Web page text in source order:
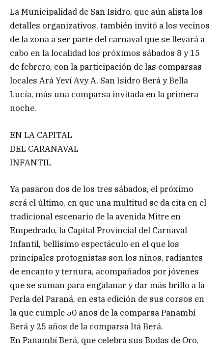
La Municipalidad de San Isidro, que aún alista los
detalles organizativos, también invitó a los vecinos
de la zona a ser parte del carnaval que se llevará a
cabo en la localidad los próximos sábados 8 y 15
de febrero, con la participación de las comparsas
locales Ará Yeví Avy A, San Isidro Berá y Bella
Lucía, más una comparsa invitada en la primera
noche.
EN LA CAPITAL
DEL CARANAVAL
INFANTIL
Ya pasaron dos de los tres sábados, el próximo
será el último, en que una multitud se da cita en el
tradicional escenario de la avenida Mitre en
Empedrado, la Capital Provincial del Carnaval
Infantil, bellísimo espectáculo en el que los
principales protognistas son los niños, radiantes
de encanto y ternura, acompañados por jóvenes
que se suman para engalanar y dar más brillo a la
Perla del Paraná, en esta edición de sus corsos en
la que cumple 50 años de la comparsa Panambí
Berá y 25 años de la comparsa Itá Berá.
En Panambí Berá, que celebra sus Bodas de Oro,